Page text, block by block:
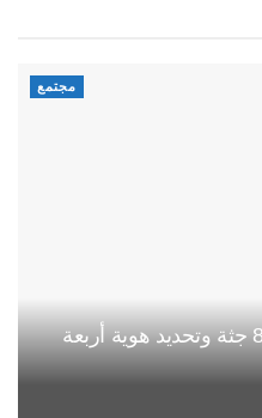
مجتمع
سلطات سبتة تعلن انتشال 80 جثة وتحديد هوية أربعة